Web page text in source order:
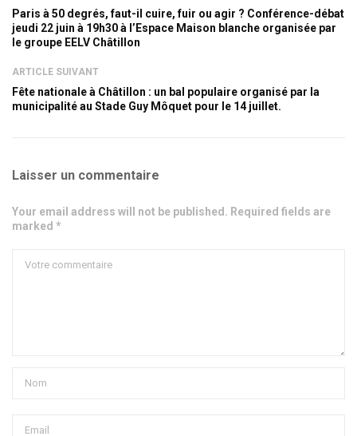
Paris à 50 degrés, faut-il cuire, fuir ou agir ? Conférence-débat
jeudi 22 juin à 19h30 à l’Espace Maison blanche organisée par
le groupe EELV Châtillon
ARTICLE SUIVANT
Fête nationale à Châtillon : un bal populaire organisé par la
municipalité au Stade Guy Môquet pour le 14 juillet.
Laisser un commentaire
Your email address will not be published. Required fields are
marked *